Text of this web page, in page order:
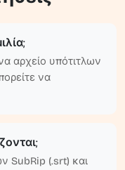
αρχείο υπότιτλων
να
SubRip (.srt) και